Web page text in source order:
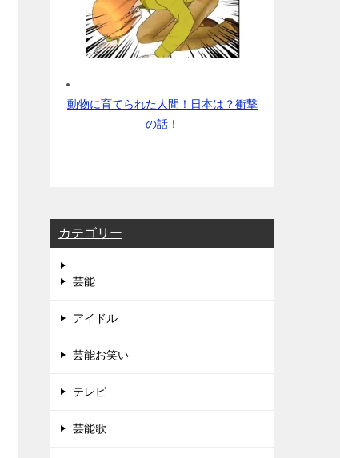
動物に育てられた人間！日本は？衝撃
の話！
カテゴリー
芸能
アイドル
芸能お笑い
テレビ
芸能歌